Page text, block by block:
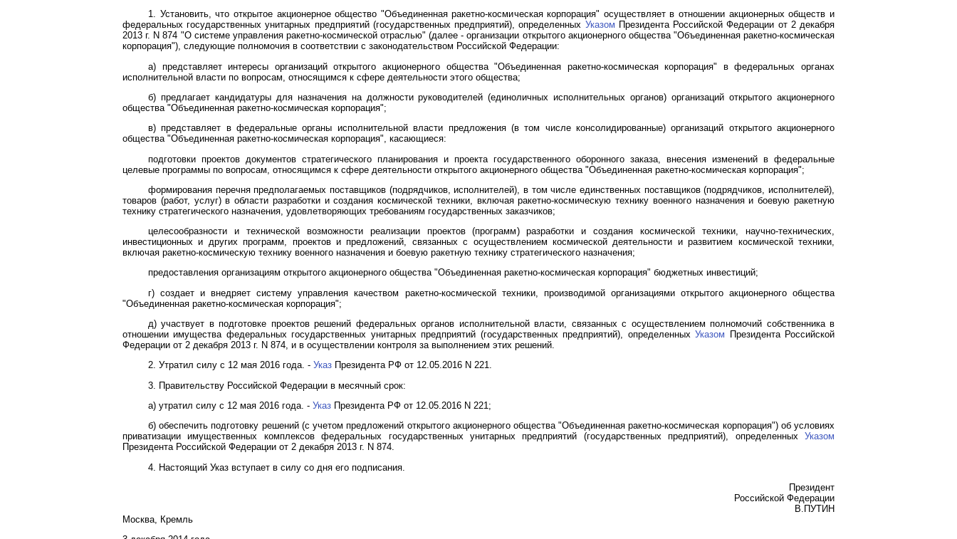
1. Установить, что открытое акционерное общество "Объединенная ракетно-космическая корпорация" осуществляет в отношении акционерных обществ и
федеральных государственных унитарных предприятий (государственных предприятий), определенных Указом Президента Российской Федерации от 2 декабря
2013 г. N 874 "О системе управления ракетно-космической отраслью" (далее - организации открытого акционерного общества "Объединенная ракетно-космическая
корпорация"), следующие полномочия в соответствии с законодательством Российской Федерации:
а) представляет интересы организаций открытого акционерного общества "Объединенная ракетно-космическая корпорация" в федеральных органах
исполнительной власти по вопросам, относящимся к сфере деятельности этого общества;
б) предлагает кандидатуры для назначения на должности руководителей (единоличных исполнительных органов) организаций открытого акционерного
общества "Объединенная ракетно-космическая корпорация";
в) представляет в федеральные органы исполнительной власти предложения (в том числе консолидированные) организаций открытого акционерного
общества "Объединенная ракетно-космическая корпорация", касающиеся:
подготовки проектов документов стратегического планирования и проекта государственного оборонного заказа, внесения изменений в федеральные
целевые программы по вопросам, относящимся к сфере деятельности открытого акционерного общества "Объединенная ракетно-космическая корпорация";
формирования перечня предполагаемых поставщиков (подрядчиков, исполнителей), в том числе единственных поставщиков (подрядчиков, исполнителей),
товаров (работ, услуг) в области разработки и создания космической техники, включая ракетно-космическую технику военного назначения и боевую ракетную
технику стратегического назначения, удовлетворяющих требованиям государственных заказчиков;
целесообразности и технической возможности реализации проектов (программ) разработки и создания космической техники, научно-технических,
инвестиционных и других программ, проектов и предложений, связанных с осуществлением космической деятельности и развитием космической техники,
включая ракетно-космическую технику военного назначения и боевую ракетную технику стратегического назначения;
предоставления организациям открытого акционерного общества "Объединенная ракетно-космическая корпорация" бюджетных инвестиций;
г) создает и внедряет систему управления качеством ракетно-космической техники, производимой организациями открытого акционерного общества
"Объединенная ракетно-космическая корпорация";
д) участвует в подготовке проектов решений федеральных органов исполнительной власти, связанных с осуществлением полномочий собственника в
отношении имущества федеральных государственных унитарных предприятий (государственных предприятий), определенныхУказом Президента Российской
Федерации от 2 декабря 2013 г. N 874, и в осуществлении контроля за выполнением этих решений.
2. Утратил силу с 12 мая 2016 года. - Указ Президента РФ от 12.05.2016 N 221.
3. Правительству Российской Федерации в месячный срок:
а) утратил силу с 12 мая 2016 года. - Указ Президента РФ от 12.05.2016 N 221;
б) обеспечить подготовку решений (с учетом предложений открытого акционерного общества "Объединенная ракетно-космическая корпорация") об условиях
приватизации имущественных комплексов федеральных государственных унитарных предприятий (государственных предприятий), определенных Указом
Президента Российской Федерации от 2 декабря 2013 г. N 874.
4. Настоящий Указ вступает в силу со дня его подписания.
Президент
Российской Федерации
В.ПУТИН
Москва, Кремль